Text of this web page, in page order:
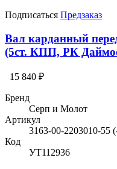
Подписаться Предзаказ
Вал карданный
(5ст. КПП, РК
15 840 ₽
Бренд
Серп и Молот
Артикул
3163-00-2203010-55
Код
УТ112936